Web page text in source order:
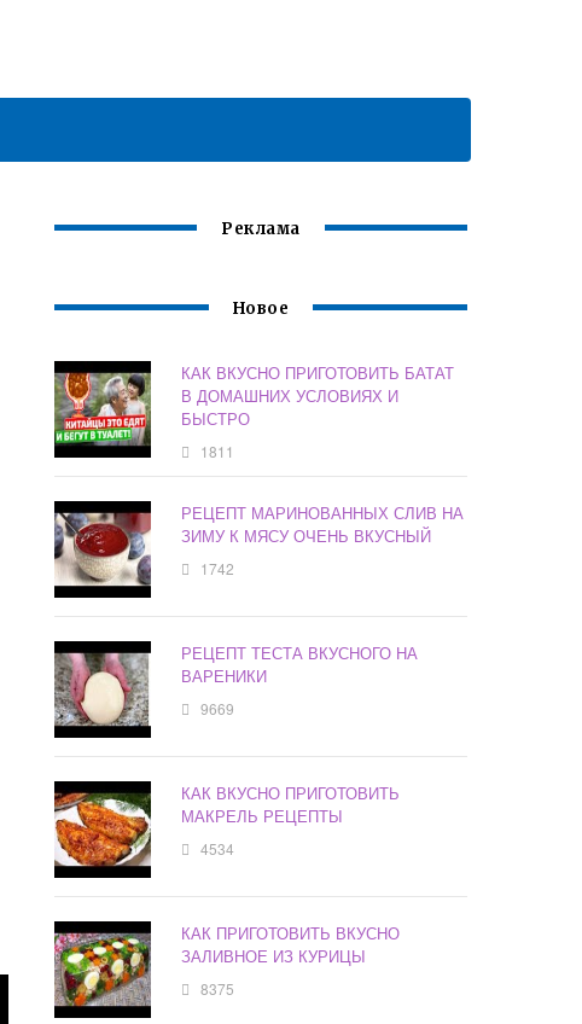
Реклама
Новое
КАК ВКУСНО ПРИГОТОВИТЬ БАТАТ
В ДОМАШНИХ УСЛОВИЯХ И
БЫСТРО
1811
РЕЦЕПТ МАРИНОВАННЫХ СЛИВ НА
ЗИМУ К МЯСУ ОЧЕНЬ ВКУСНЫЙ
1742
РЕЦЕПТ ТЕСТА ВКУСНОГО НА
ВАРЕНИКИ
9669
КАК ВКУСНО ПРИГОТОВИТЬ
МАКРЕЛЬ РЕЦЕПТЫ
4534
КАК ПРИГОТОВИТЬ ВКУСНО
ЗАЛИВНОЕ ИЗ КУРИЦЫ
8375